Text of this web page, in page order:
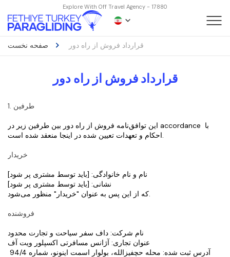
Explore With Off Travel Agency - 17880
صفحه نخست قرارداد فروش از راه دور
قرارداد فروش از راه دور
1. طرفین
این توافق‌نامه فروش از راه دور بین طرفین زیر در accordance با
احکام و تعهدات تعیین شده در اینجا منعقد شده است.
خریدار
نام و نام خانوادگی: [باید توسط مشتری پر شود]
نشانی: [باید توسط مشتری پر شود]
که از این پس به عنوان "خریدار" منظور می‌شود.
فروشنده
نام شرکت: داف سفر سیاحت و تجارت محدود
عنوان تجاری: آژانس مسافرتی اکسپلور ویت آف